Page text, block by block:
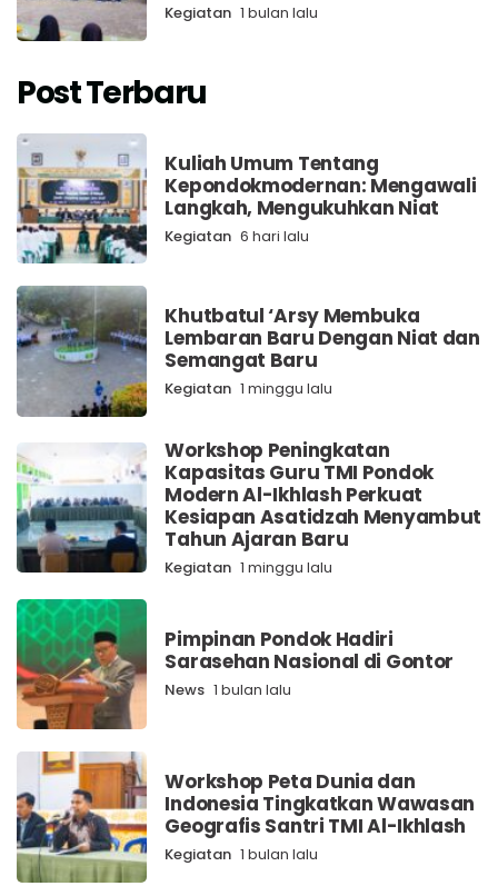
Kegiatan 1 bulan lalu
Post Terbaru
Kuliah Umum Tentang
Kepondokmodernan: Mengawali
Langkah, Mengukuhkan Niat
Kegiatan 6 hari lalu
Khutbatul ‘Arsy Membuka
Lembaran Baru Dengan Niat dan
Semangat Baru
Kegiatan 1 minggu lalu
Workshop Peningkatan
Kapasitas Guru TMI Pondok
Modern Al-Ikhlash Perkuat
Kesiapan Asatidzah Menyambut
Tahun Ajaran Baru
Kegiatan 1 minggu lalu
Pimpinan Pondok Hadiri
Sarasehan Nasional di Gontor
News 1 bulan lalu
Workshop Peta Dunia dan
Indonesia Tingkatkan Wawasan
Geografis Santri TMI Al-Ikhlash
Kegiatan 1 bulan lalu